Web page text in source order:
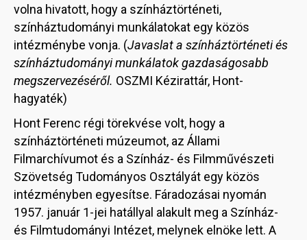
volna hivatott, hogy a színháztörténeti,
színháztudományi munkálatokat egy közös
intézménybe vonja. (Javaslat a színháztörténeti és
színháztudományi munkálatok gazdaságosabb
megszervezéséről. OSZMI Kézirattár, Hont-
hagyaték)
Hont Ferenc régi törekvése volt, hogy a
színháztörténeti múzeumot, az Állami
Filmarchívumot és a Színház- és Filmművészeti
Szövetség Tudományos Osztályát egy közös
intézményben egyesítse. Fáradozásai nyomán
1957. január 1-jei hatállyal alakult meg a Színház-
és Filmtudományi Intézet, melynek elnöke lett. A